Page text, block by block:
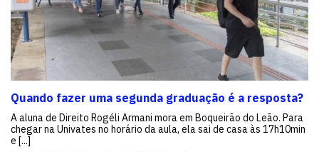
Quando fazer uma segunda graduação é a resposta?
A aluna de Direito Rogéli Armani mora em Boqueirão do Leão. Para
chegar na Univates no horário da aula, ela sai de casa às 17h10min
e [...]